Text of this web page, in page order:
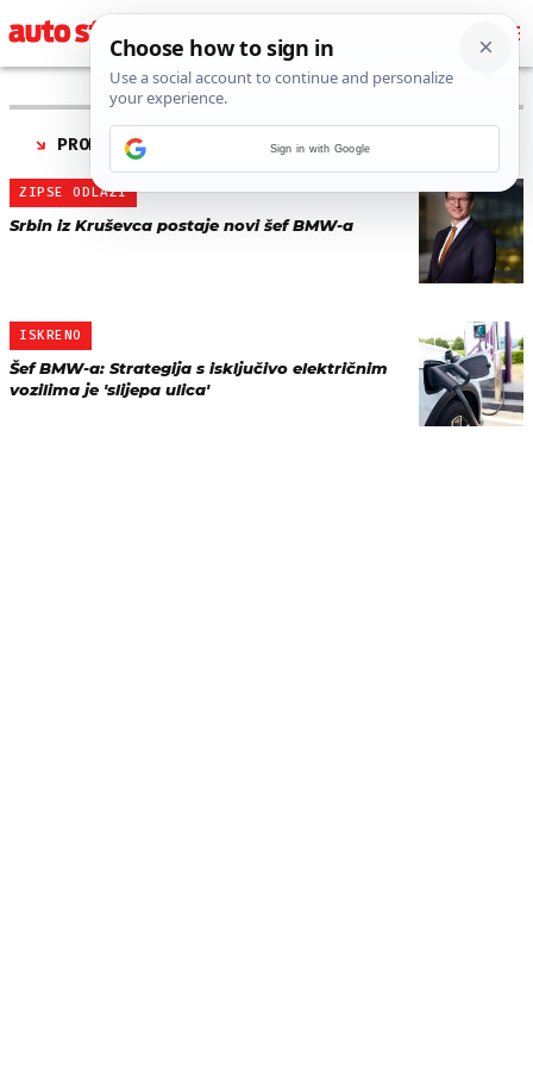
PRONAĐENO 2 REZULTATA ZA TAG “OLIVER ZIPSE
ZIPSE ODLAZI
Srbin iz Kruševca postaje novi šef BMW-a
ISKRENO
Šef BMW-a: Strategija s isključivo električnim
vozilima je 'slijepa ulica'
Sign in with Google